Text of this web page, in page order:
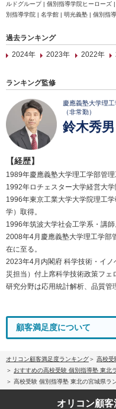
ルドグループ | 個別指導学院ヒーローズ
別指導学院 | 名学館 | 明光義塾 | 個別指
過去ランキング
2024年
2023年 2022年
ランキング監修
慶應義塾大学理
（非常勤）
鈴木秀男
【経歴】
1989年慶應義塾大学理工学部管理
1992年ロチェスター大学経営大学
1996年東京工業大学大学院理工
学）取得。
1996年筑波大学社会工学系・講師
2008年4月慶應義塾大学理工学部
在に至る。
2023年4月内閣府 科学技術・イ
災担当）付上席科学技術政策フェ
研究分野は応用統計解析、品質管
顧客満足度について
オリコン顧客満足度ランキング
高校受
おすすめの高校受験 個別指導塾 東北
高校受験 個別指導塾 東北の宮城県ラ
オリコン顧客